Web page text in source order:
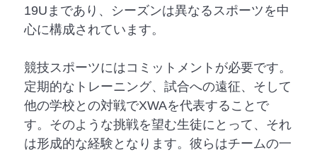
19Uまであり、シーズンは異なるスポーツを中
心に構成されています。
競技スポーツにはコミットメントが必要です。
定期的なトレーニング、試合への遠征、そして
他の学校との対戦でXWAを代表することで
す。そのような挑戦を望む生徒にとって、それ
は形成的な経験となります。彼らはチームの一